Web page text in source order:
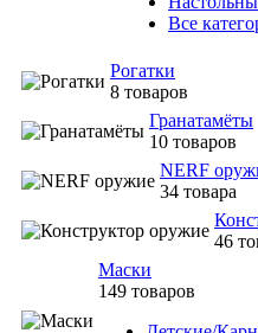
Все
Рогатки
8 товаров
Гранатамёты
10 товаров
NERF
34 товара
46
Маски
149 товаров